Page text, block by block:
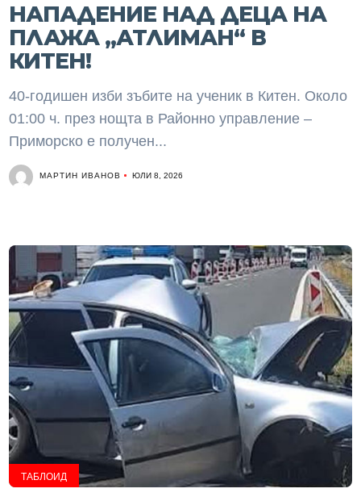
НАПАДЕНИЕ НАД ДЕЦА НА
ПЛАЖА „АТЛИМАН“ В
КИТЕН!
40-годишен изби зъбите на ученик в Китен. Около
01:00 ч. през нощта в Районно управление –
Приморско е получен...
МАРТИН ИВАНОВ ЮЛИ 8, 2026
ТАБЛОИД